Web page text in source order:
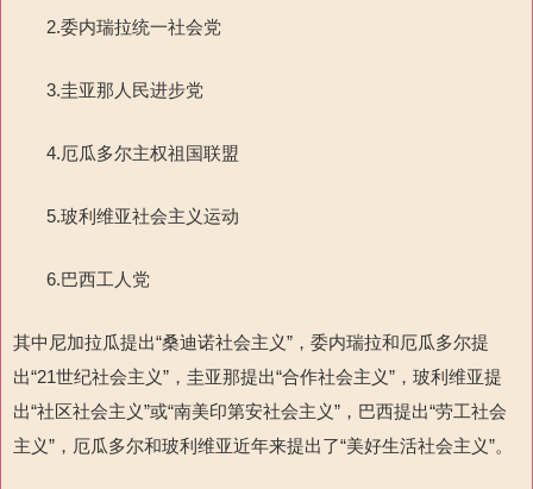
2.委内瑞拉统一社会党
3.圭亚那人民进步党
4.厄瓜多尔主权祖国联盟
5.玻利维亚社会主义运动
6.巴西工人党
其中尼加拉瓜提出“桑迪诺社会主义”，委内瑞拉和厄瓜多尔提
出“21世纪社会主义”，圭亚那提出“合作社会主义”，玻利维亚提
出“社区社会主义”或“南美印第安社会主义”，巴西提出“劳工社会
主义”，厄瓜多尔和玻利维亚近年来提出了“美好生活社会主义”。